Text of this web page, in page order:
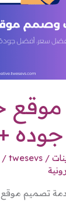
/
twesevs
/
تصميم